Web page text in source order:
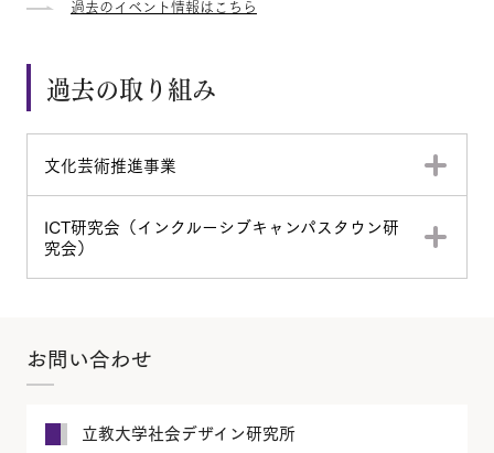
過去のイベント情報はこちら
過去の取り組み
文化芸術推進事業
ICT研究会（インクルーシブキャンパスタウン研
究会）
お問い合わせ
立教大学社会デザイン研究所